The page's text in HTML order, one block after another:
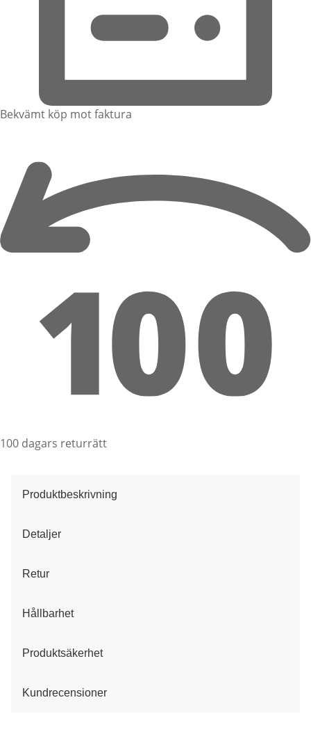
Bekvämt köp mot faktura
100 dagars returrätt
Produktbeskrivning
Detaljer
Retur
Hållbarhet
Produktsäkerhet
Kundrecensioner